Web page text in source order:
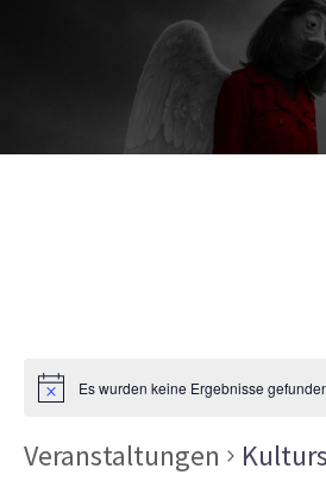
Es wurden keine Ergebnisse
Veranstaltungen